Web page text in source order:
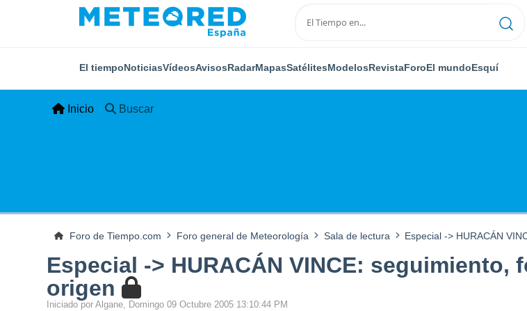
El tiempoNoticiasVídeosAvisosRadarMapasSatélitesModelosRevistaForoEl mundoEsquí
Inicio Buscar
Foro de Tiempo.com Foro general de Meteorología Sala de lectura Especial -> HURACÁN
Especial -> HURACÁN VINCE:
origen
Iniciado por Algane, Domingo 09 Octubre 2005 13:10:44 PM